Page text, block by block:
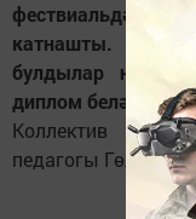
фествиальдә
катнашты. Алар
булдылар һәм
диплом белән
Коллектив
педагогы Гөлназ